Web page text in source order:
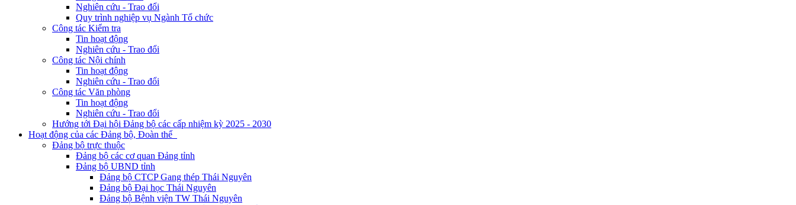
Nghiên cứu - Trao đổi
Quy trình nghiệp vụ Ngành Tổ chức
Công tác Kiểm tra
Tin hoạt động
Nghiên cứu - Trao đổi
Công tác Nội chính
Tin hoạt động
Nghiên cứu - Trao đổi
Công tác Văn phòng
Tin hoạt động
Nghiên cứu - Trao đổi
Hướng tới Đại hội Đảng bộ các cấp nhiệm kỳ 2025 - 2030
Hoạt động của các Đảng bộ, Đoàn thể
Đảng bộ trực thuộc
Đảng bộ các cơ quan Đảng tỉnh
Đảng bộ UBND tỉnh
Đảng bộ CTCP Gang thép Thái Nguyên
Đảng bộ Đại học Thái Nguyên
Đảng bộ Bệnh viện TW Thái Nguyên